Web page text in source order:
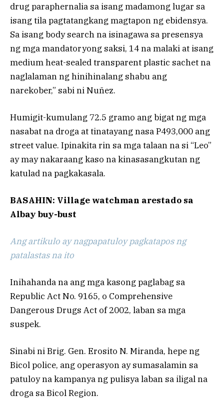
drug paraphernalia sa isang madamong lugar sa
isang tila pagtatangkang magtapon ng ebidensya.
Sa isang body search na isinagawa sa presensya
ng mga mandatoryong saksi, 14 na malaki at isang
medium heat-sealed transparent plastic sachet na
naglalaman ng hinihinalang shabu ang
narekober,” sabi ni Nuñez.
Humigit-kumulang 72.5 gramo ang bigat ng mga
nasabat na droga at tinatayang nasa P493,000 ang
street value. Ipinakita rin sa mga talaan na si “Leo”
ay may nakaraang kaso na kinasasangkutan ng
katulad na pagkakasala.
BASAHIN: Village watchman arestado sa
Albay buy-bust
Ang artikulo ay nagpapatuloy pagkatapos ng
patalastas na ito
Inihahanda na ang mga kasong paglabag sa
Republic Act No. 9165, o Comprehensive
Dangerous Drugs Act of 2002, laban sa mga
suspek.
Sinabi ni Brig. Gen. Erosito N. Miranda, hepe ng
Bicol police, ang operasyon ay sumasalamin sa
patuloy na kampanya ng pulisya laban sa iligal na
droga sa Bicol Region.